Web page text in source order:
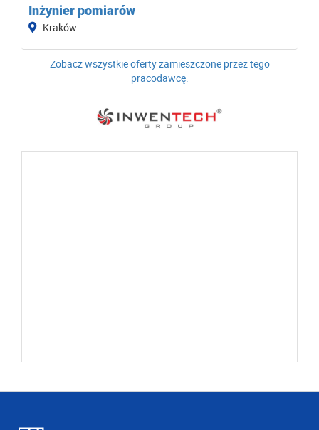
Inżynier pomiarów
Kraków
Zobacz wszystkie oferty zamieszczone przez tego
pracodawcę.